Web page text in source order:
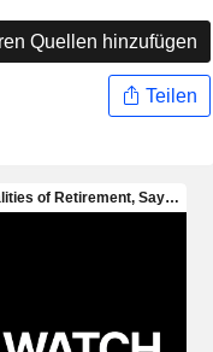
Quellen hinzufügen
Teilen